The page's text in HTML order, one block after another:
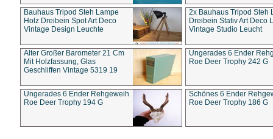
Bauhaus Tripod Steh Lampe
Holz Dreibein Spot Art Deco
Vintage Design Leuchte
2x Bauhaus Tripod Steh
Dreibein Stativ Art Deco
Vintage Studio Leucht
Alter Großer Barometer 21 Cm
Mit Holzfassung, Glas
Geschliffen Vintage 5319 19
Ungerades 6 Ender
Roe Deer Trophy 242 G
Ungerades 6 Ender Rehgeweih
Roe Deer Trophy 194 G
Schönes 6 Ender
Roe Deer Trophy 186 G